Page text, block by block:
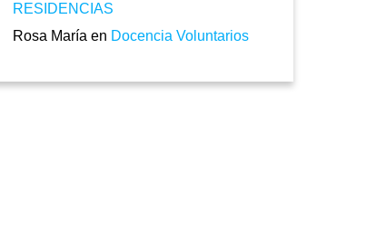
RESIDENCIAS
Rosa María en Docencia Voluntarios